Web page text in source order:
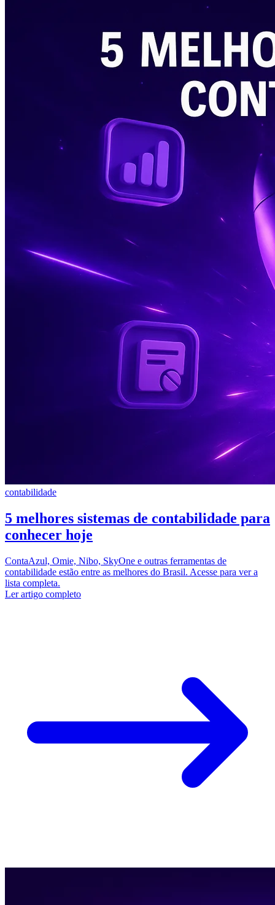
contabilidade
5 melhores sistemas de contabilidade para
conhecer hoje
ContaAzul, Omie, Nibo, SkyOne e outras ferramentas de
contabilidade estão entre as melhores do Brasil. Acesse para ver a
lista completa.
Ler artigo completo